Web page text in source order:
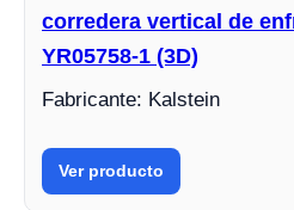
corredera vertical de
YR05758-1 (3D)
Fabricante: Kalstein
Ver producto